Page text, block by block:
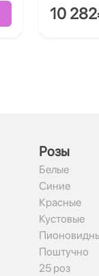
10
Рoзы
Белые
Синие
Красные
Кустовые
Поштучно
25 роз